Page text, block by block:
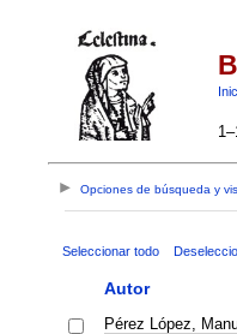
Opciones de búsqueda y
Seleccionar todo
Autor
Pérez López,